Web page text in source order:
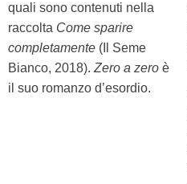
quali sono contenuti nella
raccolta Come sparire
completamente (Il Seme
Bianco, 2018). Zero a zero è
il suo romanzo d’esordio.